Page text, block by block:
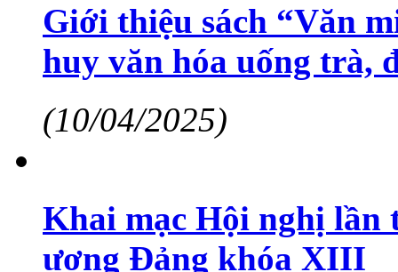
Giới thiệu sách “Văn
huy văn hóa uống trà,
(10/04/2025)
Khai mạc Hội nghị lần
ương Đảng khóa XIII